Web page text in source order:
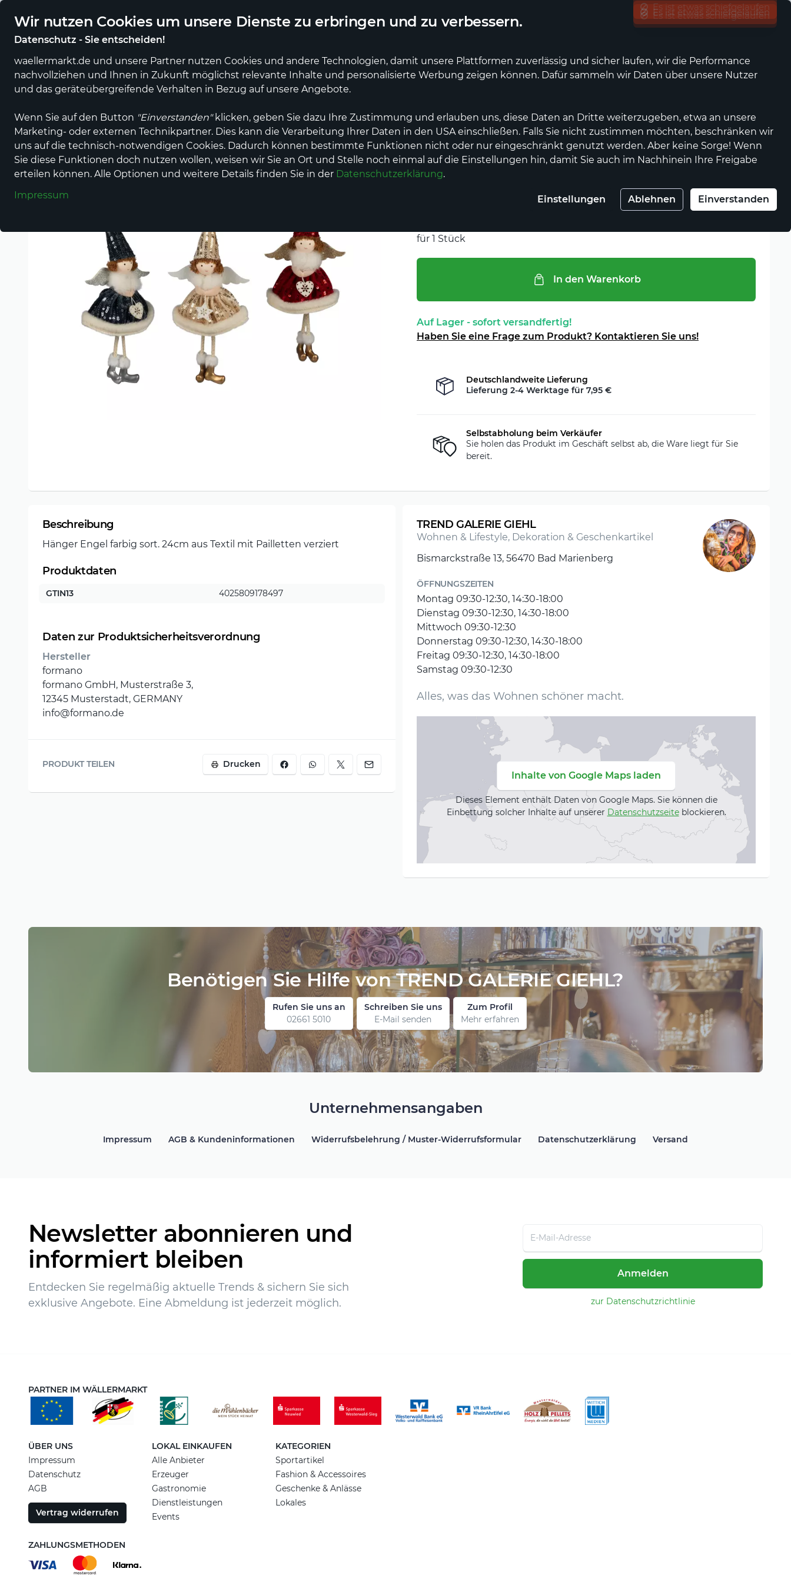
Wir nutzen Cookies um unsere Dienste zu erbringen und zu verbessern.
Datenschutz - Sie entscheiden!
waellermarkt.de und unsere Partner nutzen Cookies und andere Technologien, damit unsere Plattformen zuverlässig und sicher laufen, wir die Performance
nachvollziehen und Ihnen in Zukunft möglichst relevante Inhalte und personalisierte Werbung zeigen können. Dafür sammeln wir Daten über unsere Nutzer
und das geräteübergreifende Verhalten in Bezug auf unsere Angebote.
Wenn Sie auf den Button "Einverstanden"klicken, geben Sie dazu Ihre Zustimmung und erlauben uns, diese Daten an Dritte weiterzugeben, etwa an unsere
Marketing- oder externen Technikpartner. Dies kann die Verarbeitung Ihrer Daten in den USA einschließen. Falls Sie nicht zustimmen möchten, beschränken wir
uns auf die technisch-notwendigen Cookies. Dadurch können bestimmte Funktionen nicht oder nur eingeschränkt genutzt werden. Aber keine Sorge! Wenn
Sie diese Funktionen doch nutzen wollen, weisen wir Sie an Ort und Stelle noch einmal auf die Einstellungen hin, damit Sie auch im Nachhinein Ihre Freigabe
erteilen können. Alle Optionen und weitere Details finden Sie in der Datenschutzerklärung.
Impressum
Einstellungen Ablehnen Einverstanden
Was ist waellermarkt.de?
Alle Produkte Alle Anbieter Erzeuger Gastronomie Dienstleistungen Events
Einkaufen im wällermarkt Geschenke & Anlässe Weihnachten Engel Hänger 24
formano
Engel Hänger 24
für 1 Stück
In den Warenkorb
Auf Lager - sofort versandfertig!
Haben Sie eine Frage zum Produkt? Kontaktieren Sie uns!
Deutschlandweite Lieferung
Lieferung 2-4 Werktage für 7,95 €
Selbstabholung beim Verkäufer
Sie holen das Produkt im Geschäft selbst ab, die Ware liegt für Sie
bereit.
Beschreibung
Hänger Engel farbig sort. 24cm aus Textil mit Pailletten verziert
Produktdaten
GTIN13 4025809178497
Daten zur Produktsicherheitsverordnung
Hersteller
formano
formano GmbH, Musterstraße 3,
12345 Musterstadt, GERMANY
info@formano.de
PRODUKT TEILEN Drucken
TREND GALERIE GIEHL
Wohnen & Lifestyle, Dekoration & Geschenkartikel
Bismarckstraße 13, 56470 Bad Marienberg
ÖFFNUNGSZEITEN
Montag 09:30-12:30, 14:30-18:00
Dienstag 09:30-12:30, 14:30-18:00
Mittwoch 09:30-12:30
Donnerstag 09:30-12:30, 14:30-18:00
Freitag 09:30-12:30, 14:30-18:00
Samstag 09:30-12:30
Alles, was das Wohnen schöner macht.
Inhalte von Google Maps laden
Dieses Element enthält Daten von Google Maps. Sie können die
Einbettung solcher Inhalte auf unserer Datenschutzseiteblockieren.
Benötigen Sie Hilfe von TREND GALERIE GIEHL?
Rufen Sie uns an
02661 5010
Schreiben Sie uns
E-Mail senden
Zum Profil
Mehr erfahren
Unternehmensangaben
Impressum AGB & Kundeninformationen Widerrufsbelehrung / Muster-Widerrufsformular Datenschutzerklärung Versand
Newsletter abonnieren und
informiert bleiben
Entdecken Sie regelmäßig aktuelle Trends & sichern Sie sich
exklusive Angebote. Eine Abmeldung ist jederzeit möglich.
Anmelden
zur Datenschutzrichtlinie
PARTNER IM WÄLLERMARKT
ÜBER UNS
Impressum
Datenschutz
AGB
Vertrag widerrufen
LOKAL EINKAUFEN
Alle Anbieter
Erzeuger
Gastronomie
Dienstleistungen
Events
KATEGORIEN
Sportartikel
Fashion & Accessoires
Geschenke & Anlässe
Lokales
ZAHLUNGSMETHODEN
Es ist etwas schiefgelaufen
Es ist etwas schiefgelaufen